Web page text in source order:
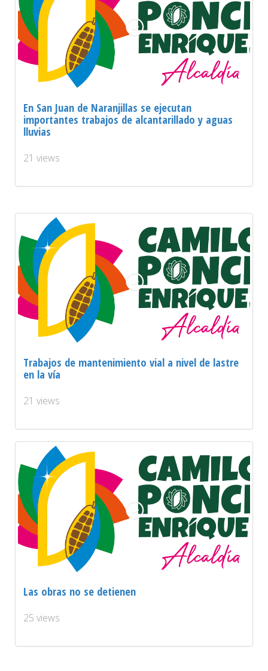
En San Juan de Naranjillas se ejecutan
importantes trabajos de alcantarillado y aguas
lluvias
21 views
Trabajos de mantenimiento vial a nivel de lastre
en la vía
21 views
Las obras no se detienen
25 views